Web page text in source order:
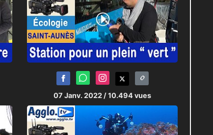
07 Janv. 2022 / 10.494 vues